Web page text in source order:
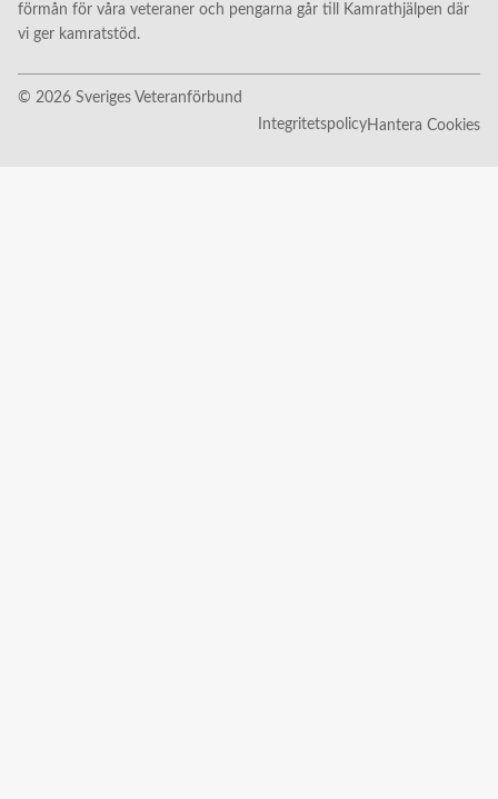
förmån för våra veteraner och pengarna går till Kamrathjälpen där
vi ger kamratstöd.
© 2026 Sveriges Veteranförbund
IntegritetspolicyHantera Cookies